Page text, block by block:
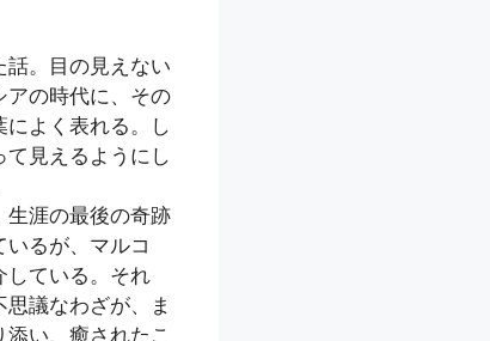
。目の見えない
アの時代に、その
よく表れる。し
見えるようにし
涯の最後の奇跡
るが、マルコ
している。それ
議なわざが、ま
い、癒されたこ